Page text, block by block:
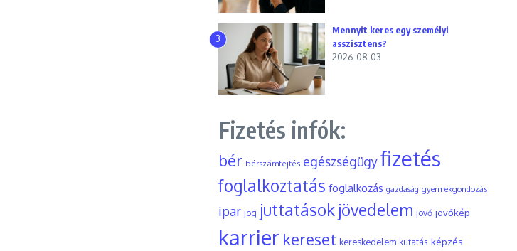
3
Mennyit keres egy személyi
asszisztens?
2026-08-03
Fizetés infók:
bér bérszámfejtés egészségügyfizetés
foglalkoztatás foglalkozás gazdaság gyermekgondozás
ipar jog juttatások jövedelem jövő jövőkép
karrier kereset kereskedelem kutatás képzés